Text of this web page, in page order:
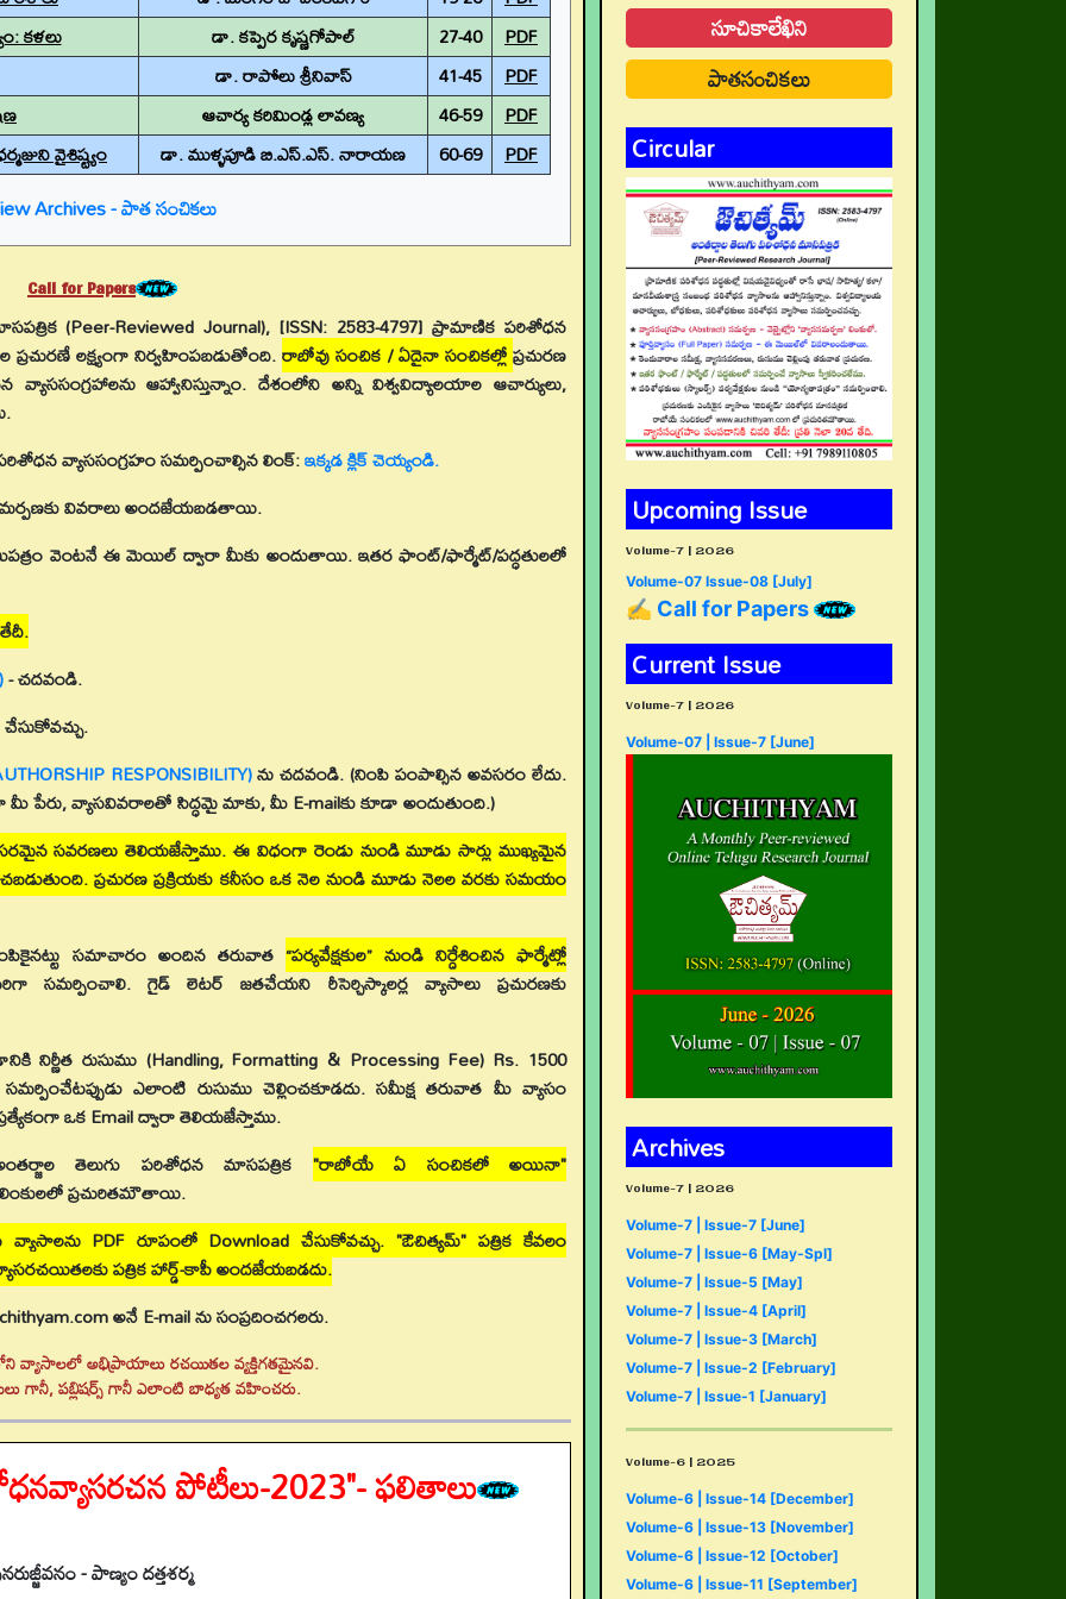
కళలు
డా. కప్పెర కృష్ణగోపాల్ 27-40
PDF
డా. రాపోలు శ్రీనివాస్
41-45
PDF
ఆచార్య కరిమిండ్ల లావణ్య 46-59
PDF
వైశిష్ట్యం
డా. ముళ్ళపూడి బి.ఎస్.ఎస్. నారాయణ 60-69 PDF
Archives - పాత సంచికలు
Call for Papers
(Peer-Reviewed Journal), [ISSN: 2583-4797] ప్రామాణిక పరిశోధన
లక్ష్యంగా నిర్వహింపబడుతోంది.రాబోవు సంచిక / ఏదైనా సంచికల్లోప్రచురణ
ఆహ్వానిస్తున్నాం. దేశంలోని అన్ని విశ్వవిద్యాలయాల ఆచార్యులు,
వ్యాససంగ్రహం సమర్పించాల్సిన లింక్:ఇక్కడ క్లిక్ చెయ్యండి.
వివరాలు అందజేయబడతాయి.
వెంటనే ఈ మెయిల్ ద్వారా మీకు అందుతాయి. ఇతర ఫాంట్/ఫార్మేట్/పద్ధతులలో
- చదవండి.
RESPONSIBILITY)ను చదవండి. (నింపి పంపాల్సిన అవసరం లేదు.
పేరు, వ్యాసవివరాలతో సిద్ధమై మాకు, మీ E-mailకు కూడా అందుతుంది.)
సవరణలు తెలియజేస్తాము. ఈ విధంగా రెండు నుండి మూడు సార్లు ముఖ్యమైన
ప్రచురణ ప్రక్రియకు కనీసం ఒక నెల నుండి మూడు నెలల వరకు సమయం
సమాచారం అందిన తరువాత “పర్యవేక్షకుల” నుండి నిర్దేశించిన ఫార్మేట్లో
సమర్పించాలి. గైడ్ లెటర్ జతచేయని రీసెర్చిస్కాలర్ల వ్యాసాలు ప్రచురణకు
నిర్ణీత రుసుము (Handling, Formatting & Processing Fee) Rs. 1500
ఎలాంటి రుసుము చెల్లించకూడదు. సమీక్ష తరువాత మీ వ్యాసం
ఒక Email ద్వారా తెలియజేస్తాము.
తెలుగు పరిశోధన మాసపత్రిక "రాబోయే ఏ సంచికలో అయినా"
లింకులలో ప్రచురితమౌతాయి.
PDF రూపంలో Download చేసుకోవచ్చు. "ఔచిత్యమ్" పత్రిక కేవలం
వ్యాసరచయితలకు పత్రిక హార్డ్-కాపీ అందజేయబడదు.
అనే E-mail ను సంప్రదించగలరు.
వ్యాసాలలో అభిప్రాయాలు రచయితల వ్యక్తిగతమైనవి.
గానీ, పబ్లిషర్స్ గానీ ఎలాంటి బాధ్యత వహించరు.
పోటీలు-2023"- ఫలితాలు
- పాణ్యం దత్తశర్మ
సూచికాలేఖిని
పాతసంచికలు
Circular
Upcoming Issue
Volume-7 | 2026
Volume-07 Issue-08 [July]
✍ Call for Papers
Current Issue
Volume-7 | 2026
Volume-07 | Issue-7 [June]
Archives
Volume-7 | 2026
Volume-7 | Issue-7 [June]
Volume-7 | Issue-6 [May-Spl]
Volume-7 | Issue-5 [May]
Volume-7 | Issue-4 [April]
Volume-7 | Issue-3 [March]
Volume-7 | Issue-2 [February]
Volume-7 | Issue-1 [January]
Volume-6 | 2025
Volume-6 | Issue-14 [December]
Volume-6 | Issue-13 [November]
Volume-6 | Issue-12 [October]
Volume-6 | Issue-11 [September]